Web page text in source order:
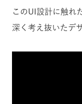
このUI設計に触れ
深く考え抜いたデ